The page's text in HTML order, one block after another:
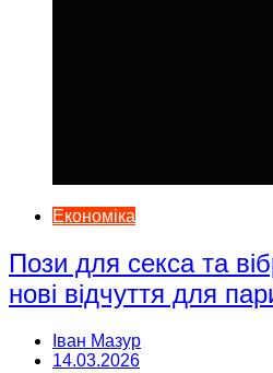
Економіка
Пози для секса та
нові відчуття для
Іван Мазур
14.03.2026